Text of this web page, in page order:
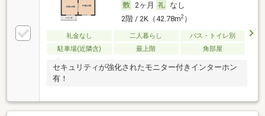
2ヶ月
なし
2階 / 2K（42.78m2）
礼金なし 二人暮らし
バス・トイレ別
駐車場(近隣含)
最上階 角部屋
セキュリティが強化されたモニター付きインターホン
有！